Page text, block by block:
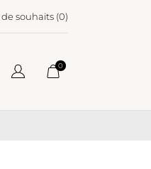
de souhaits (0)
0